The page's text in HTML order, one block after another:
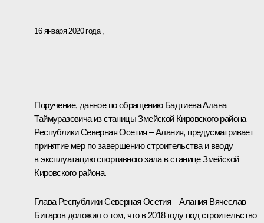
16 января 2020 года
Поручение, данное по обращению Бадтиева Алана
Таймуразовича из станицы Змейской Кировского района
Республики Северная Осетия – Алания, предусматривает
принятие мер по завершению строительства и вводу
в эксплуатацию спортивного зала в станице Змейской
Кировского района.
Глава Республики Северная Осетия – Алания Вячеслав
Битаров доложил о том, что в 2018 году под строительство